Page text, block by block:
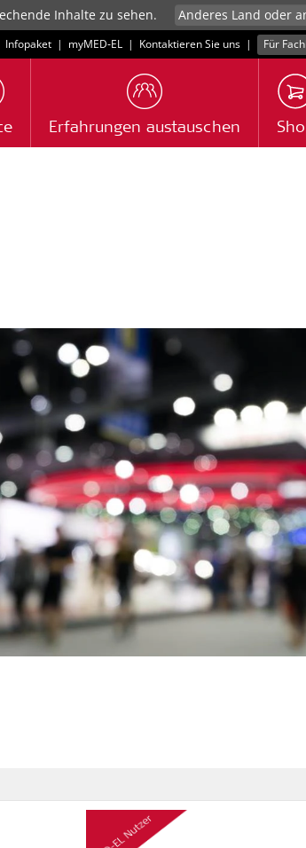
Inhalte zu sehen.
Infopaket | myMED‑EL | Kontaktieren Sie uns | Für
Erfahrungen austauschen